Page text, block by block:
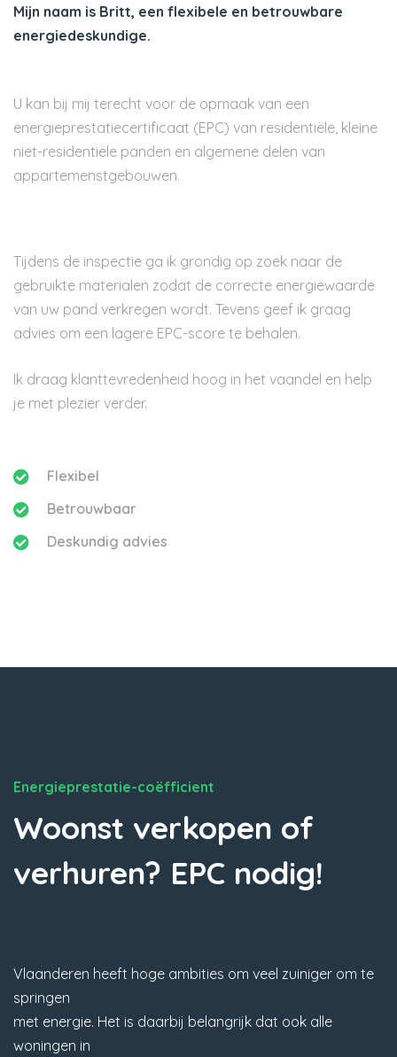
Mijn naam is Britt, een flexibele en betrouwbare
energiedeskundige.
U kan bij mij terecht voor de opmaak van een
energieprestatiecertificaat (EPC) van residentiële, kleine
niet-residentiële panden en algemene delen van
appartemenstgebouwen.
Tijdens de inspectie ga ik grondig op zoek naar de
gebruikte materialen zodat de correcte energiewaarde
van uw pand verkregen wordt. Tevens geef ik graag
advies om een lagere EPC-score te behalen.
Ik draag klanttevredenheid hoog in het vaandel en help
je met plezier verder.
Flexibel
Betrouwbaar
Deskundig advies
Energieprestatie-coëfficient
Woonst verkopen of
verhuren? EPC nodig!
Vlaanderen heeft hoge ambities om veel zuiniger om te
springen
met energie. Het is daarbij belangrijk dat ook alle
woningen in